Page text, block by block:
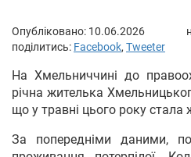
Опубліковано: 10.06.2026
поділитись: Facebook, Tweeter
На Хмельниччині до
річна жителька
що у травні цього року
За попередніми даними,